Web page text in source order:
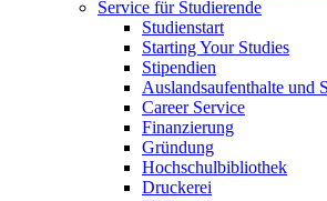
Service für Studierende
Studienstart
Starting Your Studies
Stipendien
Auslandsaufenthalte und
Career Service
Finanzierung
Gründung
Hochschulbibliothek
Druckerei